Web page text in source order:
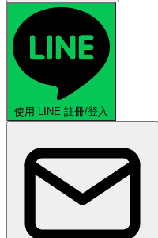
使用 LINE 註冊/登入